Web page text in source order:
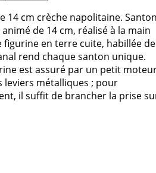
14 cm crèche napolitaine.
de 14 cm, réalisé à la main
en terre cuite, habillée de
rend chaque santon unique.
est assuré par un petit
leviers métalliques ; pour
il suffit de brancher la prise